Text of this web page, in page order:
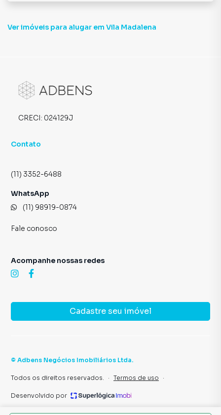
Ver imóveis para alugar em Vila Madalena
CRECI: 024129J
Contato
(11) 3352-6488
WhatsApp
(11) 98919-0874
Fale conosco
Cadastre seu imóvel
Acompanhe nossas redes
© Adbens Negócios Imobiliários Ltda.
Todos os direitos reservados. · Termos de uso ·
Desenvolvido por